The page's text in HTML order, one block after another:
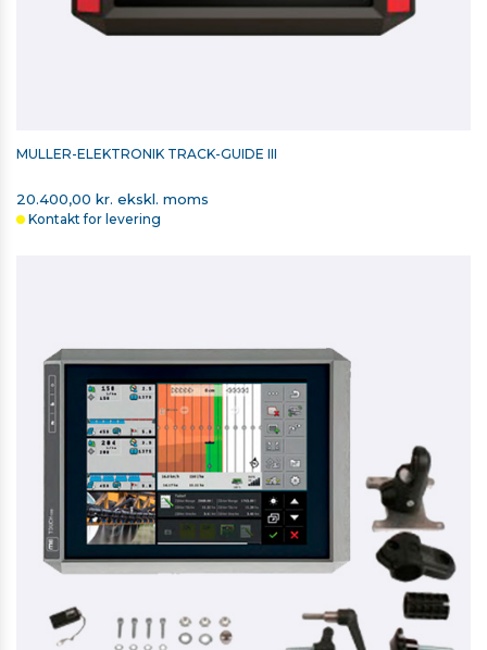
MÜLLER-ELEKTRONIK TRACK-GUIDE III
20.400,00 kr. ekskl. moms
Kontakt for levering